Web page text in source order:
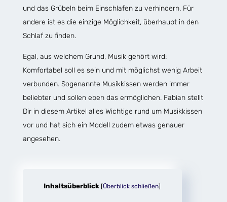
und das Grübeln beim Einschlafen zu verhindern. Für
andere ist es die einzige Möglichkeit, überhaupt in den
Schlaf zu finden.
Egal, aus welchem Grund, Musik gehört wird:
Komfortabel soll es sein und mit möglichst wenig Arbeit
verbunden. Sogenannte Musikkissen werden immer
beliebter und sollen eben das ermöglichen. Fabian stellt
Dir in diesem Artikel alles Wichtige rund um Musikkissen
vor und hat sich ein Modell zudem etwas genauer
angesehen.
Inhaltsüberblick [Überblick schließen]